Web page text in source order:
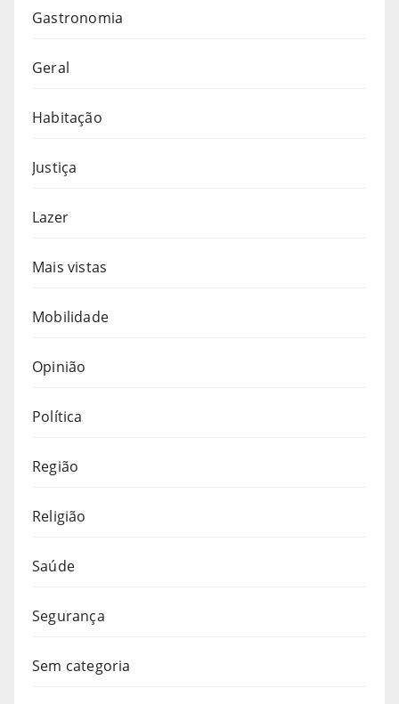
Gastronomia
Geral
Habitação
Justiça
Lazer
Mais vistas
Mobilidade
Opinião
Política
Região
Religião
Saúde
Segurança
Sem categoria